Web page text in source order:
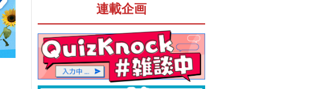
連載企画